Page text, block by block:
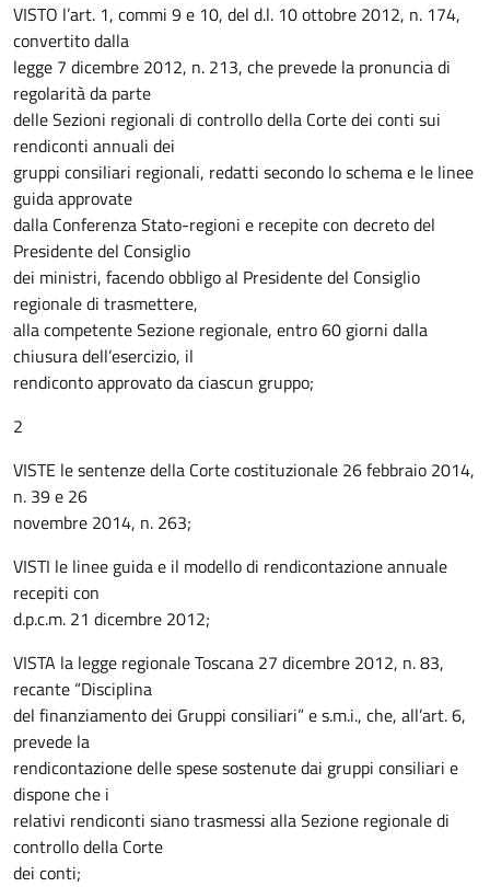
VISTO l’art. 1, commi 9 e 10, del d.l. 10 ottobre 2012, n. 174,
convertito dalla
legge 7 dicembre 2012, n. 213, che prevede la pronuncia di
regolarità da parte
delle Sezioni regionali di controllo della Corte dei conti sui
rendiconti annuali dei
gruppi consiliari regionali, redatti secondo lo schema e le linee
guida approvate
dalla Conferenza Stato-regioni e recepite con decreto del
Presidente del Consiglio
dei ministri, facendo obbligo al Presidente del Consiglio
regionale di trasmettere,
alla competente Sezione regionale, entro 60 giorni dalla
chiusura dell’esercizio, il
rendiconto approvato da ciascun gruppo;
2
VISTE le sentenze della Corte costituzionale 26 febbraio 2014,
n. 39 e 26
novembre 2014, n. 263;
VISTI le linee guida e il modello di rendicontazione annuale
recepiti con
d.p.c.m. 21 dicembre 2012;
VISTA la legge regionale Toscana 27 dicembre 2012, n. 83,
recante “Disciplina
del finanziamento dei Gruppi consiliari” e s.m.i., che, all’art. 6,
prevede la
rendicontazione delle spese sostenute dai gruppi consiliari e
dispone che i
relativi rendiconti siano trasmessi alla Sezione regionale di
controllo della Corte
dei conti;